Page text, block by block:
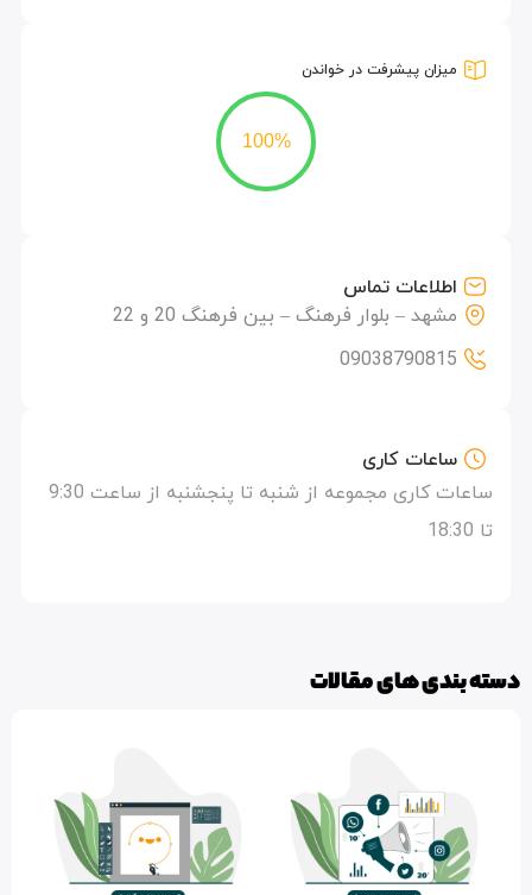
میزان پیشرفت در خواندن
100%
اطلاعات تماس
مشهد – بلوار فرهنگ – بین فرهنگ 20 و 22
09038790815
ساعات کاری
ساعات کاری مجموعه از شنبه تا پنجشنبه از ساعت 9:30
تا 18:30
دسته بندی های مقالات